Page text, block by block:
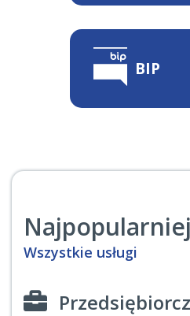
BIP
Wszystkie usługi